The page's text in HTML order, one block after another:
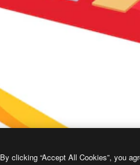
By clicking “Accept All Cookies”, you